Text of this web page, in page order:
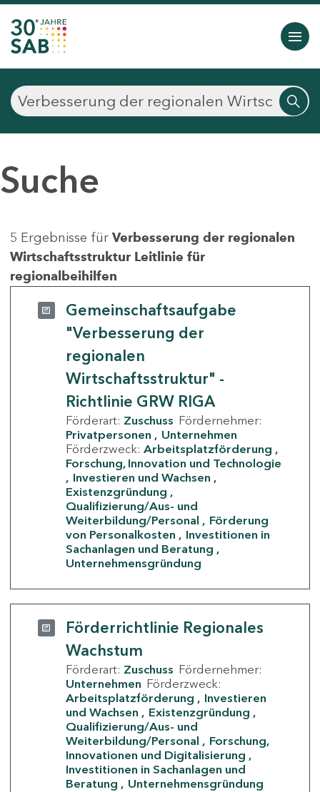
Suche
5 Ergebnisse für Verbesserung der regionalen
Wirtschaftsstruktur Leitlinie für
regionalbeihilfen
Gemeinschaftsaufgabe
"Verbesserung der
regionalen
Wirtschaftsstruktur" -
Richtlinie GRW RIGA
Förderart: Zuschuss Fördernehmer:
Privatpersonen
Unternehmen
Förderzweck: Arbeitsplatzförderung
Forschung, Innovation und Technologie
Investieren und Wachsen
Existenzgründung
Qualifizierung/Aus- und
Weiterbildung/Personal
Förderung
von Personalkosten
Investitionen in
Sachanlagen und Beratung
Unternehmensgründung
Förderrichtlinie Regionales
Wachstum
Förderart: Zuschuss Fördernehmer:
Unternehmen Förderzweck:
Arbeitsplatzförderung
Investieren
und Wachsen
Existenzgründung
Qualifizierung/Aus- und
Weiterbildung/Personal
Forschung,
Innovationen und Digitalisierung
Investitionen in Sachanlagen und
Beratung
Unternehmensgründung